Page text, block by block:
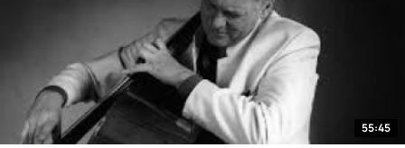
55:45